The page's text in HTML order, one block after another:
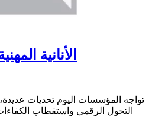
الأنانية
تواجه المؤسسات اليوم تحديات
التحول الرقمي واستقطاب